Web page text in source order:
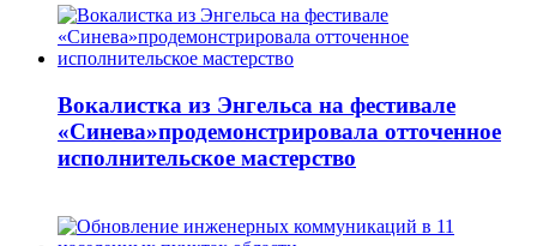
Вокалистка из Энгельса на фестивале
«Синева»продемонстрировала отточенное
исполнительское мастерство